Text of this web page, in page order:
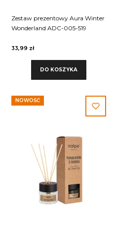
Zestaw prezentowy Aura Winter
Wonderland ADC-005-519
33,99 zł
DO KOSZYKA
NOWOŚĆ